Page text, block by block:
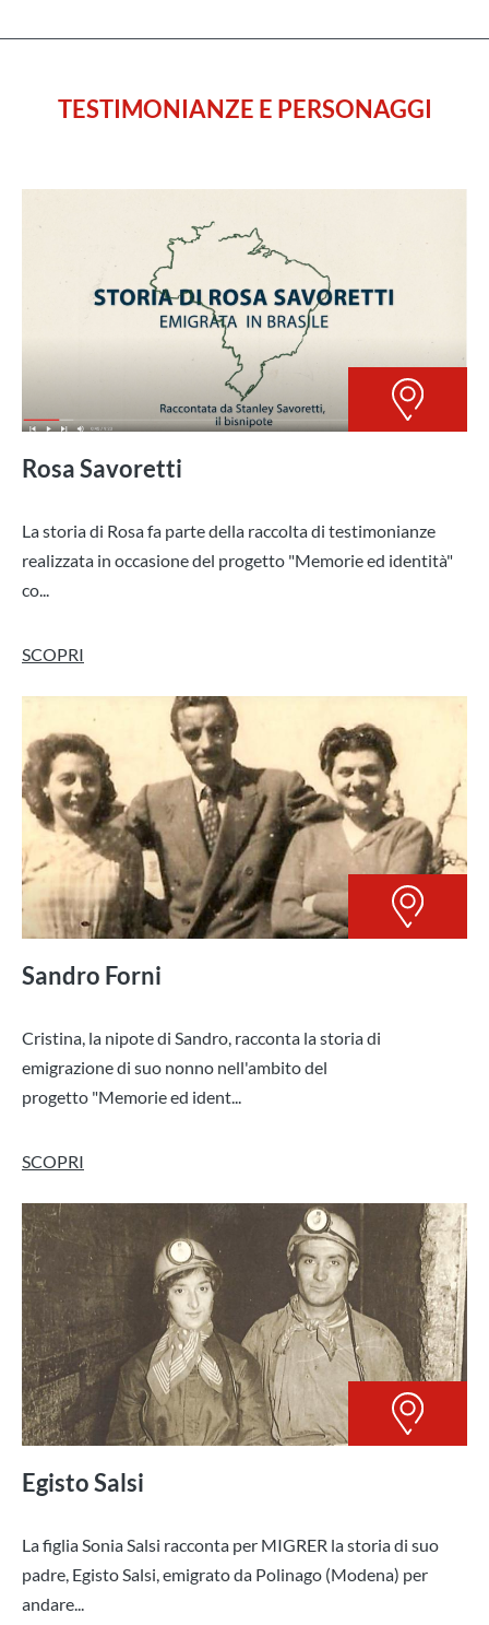
TESTIMONIANZE E PERSONAGGI
Rosa Savoretti
La storia di Rosa fa parte della raccolta di testimonianze
realizzata in occasione del progetto "Memorie ed identità"
co...
SCOPRI
Sandro Forni
Cristina, la nipote di Sandro, racconta la storia di
emigrazione di suo nonno nell'ambito del
progetto "Memorie ed ident...
SCOPRI
Egisto Salsi
La figlia Sonia Salsi racconta per MIGRER la storia di suo
padre, Egisto Salsi, emigrato da Polinago (Modena) per
andare...